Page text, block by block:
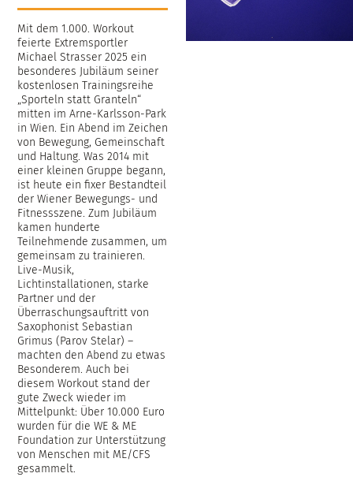
Mit dem 1.000. Workout
feierte Extremsportler
Michael Strasser 2025 ein
besonderes Jubiläum seiner
kostenlosen Trainingsreihe
„Sporteln statt Granteln“
mitten im Arne-Karlsson-Park
in Wien. Ein Abend im Zeichen
von Bewegung, Gemeinschaft
und Haltung. Was 2014 mit
einer kleinen Gruppe begann,
ist heute ein fixer Bestandteil
der Wiener Bewegungs- und
Fitnessszene. Zum Jubiläum
kamen hunderte
Teilnehmende zusammen, um
gemeinsam zu trainieren.
Live-Musik,
Lichtinstallationen, starke
Partner und der
Überraschungsauftritt von
Saxophonist Sebastian
Grimus (Parov Stelar) –
machten den Abend zu etwas
Besonderem. Auch bei
diesem Workout stand der
gute Zweck wieder im
Mittelpunkt: Über 10.000 Euro
wurden für die WE & ME
Foundation zur Unterstützung
von Menschen mit ME/CFS
gesammelt.